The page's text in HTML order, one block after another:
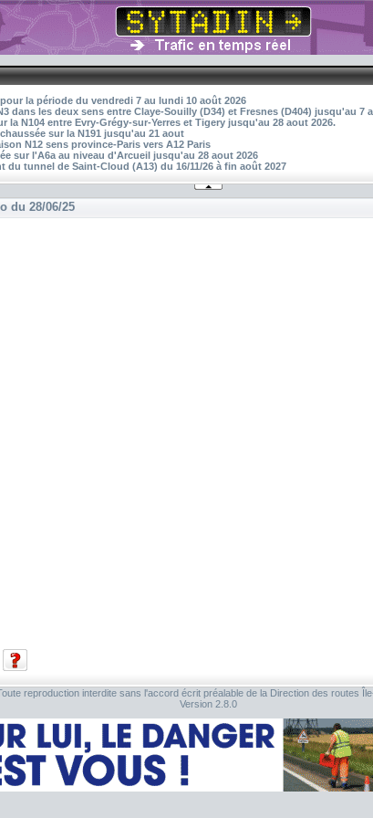
la période du vendredi 7 au lundi 10 août 2026
dans les deux sens entre Claye-Souilly (D34) et Fresnes (D404) jusqu'au 7
la N104 entre Evry-Grégy-sur-Yerres et Tigery jusqu'au 28 aout 2026.
sur la N191 jusqu'au 21 aout
N12 sens province-Paris vers A12 Paris
sur l'A6a au niveau d'Arcueil jusqu'au 28 aout 2026
du tunnel de Saint-Cloud (A13) du 16/11/26 à fin août 2027
du 28/06/25
reproduction interdite sans l'accord écrit préalable de la Direction des routes
Version 2.8.0